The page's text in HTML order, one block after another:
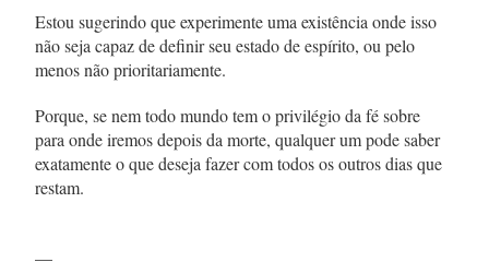
Estou sugerindo que experimente uma existência onde isso
não seja capaz de definir seu estado de espírito, ou pelo
menos não prioritariamente.
Porque, se nem todo mundo tem o privilégio da fé sobre
para onde iremos depois da morte, qualquer um pode saber
exatamente o que deseja fazer com todos os outros dias que
restam.
—